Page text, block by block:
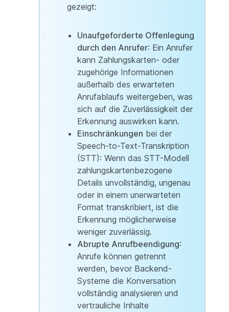
gezeigt:
Unaufgeforderte Offenlegung
durch den Anrufer: Ein Anrufer
kann Zahlungskarten- oder
zugehörige Informationen
außerhalb des erwarteten
Anrufablaufs weitergeben, was
sich auf die Zuverlässigkeit der
Erkennung auswirken kann.
Einschränkungen bei der
Speech-to-Text-Transkription
(STT): Wenn das STT-Modell
zahlungskartenbezogene
Details unvollständig, ungenau
oder in einem unerwarteten
Format transkribiert, ist die
Erkennung möglicherweise
weniger zuverlässig.
Abrupte Anrufbeendigung:
Anrufe können getrennt
werden, bevor Backend-
Systeme die Konversation
vollständig analysieren und
vertrauliche Inhalte